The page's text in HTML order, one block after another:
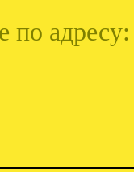
по адресу: